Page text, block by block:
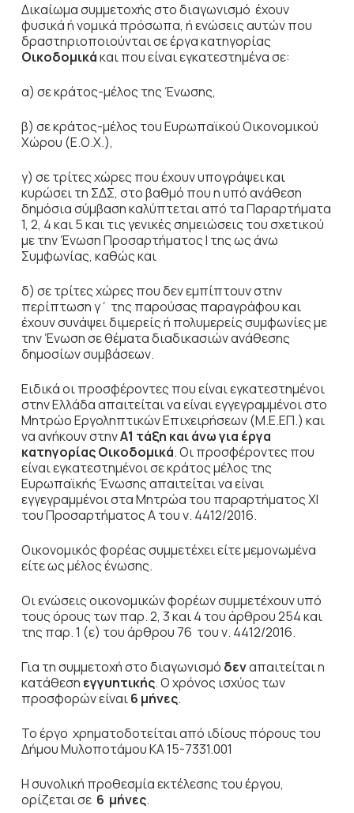
Δικαίωμα συμμετοχής στο διαγωνισμό έχουν
φυσικά ή νομικά πρόσωπα, ή ενώσεις αυτών που
δραστηριοποιούνται σε έργα κατηγορίας
Οικοδομικάκαι που είναι εγκατεστημένα σε:
α) σε κράτος-μέλος της Ένωσης,
β) σε κράτος-μέλος του Ευρωπαϊκού Οικονομικού
Χώρου (Ε.Ο.Χ.),
γ) σε τρίτες χώρες που έχουν υπογράψει και
κυρώσει τη ΣΔΣ, στο βαθμό που η υπό ανάθεση
δημόσια σύμβαση καλύπτεται από τα Παραρτήματα
1, 2, 4 και 5 και τις γενικές σημειώσεις του σχετικού
με την Ένωση Προσαρτήματος I της ως άνω
Συμφωνίας, καθώς και
δ) σε τρίτες χώρες που δεν εμπίπτουν στην
περίπτωση γ΄ της παρούσας παραγράφου και
έχουν συνάψει διμερείς ή πολυμερείς συμφωνίες με
την Ένωση σε θέματα διαδικασιών ανάθεσης
δημοσίων συμβάσεων.
Ειδικά οι προσφέροντες που είναι εγκατεστημένοι
στην Ελλάδα απαιτείται να είναι εγγεγραμμένοι στο
Μητρώο Εργοληπτικών Επιχειρήσεων (Μ.Ε.ΕΠ.) και
να ανήκουν στηνΑ1 τάξη και άνω για έργα
κατηγορίας Οικοδομικά. Οι προσφέροντες που
είναι εγκατεστημένοι σε κράτος μέλος της
Ευρωπαϊκής Ένωσης απαιτείται να είναι
εγγεγραμμένοι στα Μητρώα του παραρτήματος ΧΙ
του Προσαρτήματος Α του ν. 4412/2016.
Οικονομικός φορέας συμμετέχει είτε μεμονωμένα
είτε ως μέλος ένωσης.
Οι ενώσειςοικονομικών φορέων συμμετέχουν υπό
τους όρους των παρ. 2, 3 και 4 του άρθρου 254 και
της παρ. 1 (ε) του άρθρου 76 του ν. 4412/2016.
Για τη συμμετοχή στο διαγωνισμό δεναπαιτείται η
κατάθεση εγγυητικής. Ο χρόνος ισχύος των
προσφορών είναι6 μήνες.
Το έργο χρηματοδοτείται από ιδίους πόρους του
Δήμου Μυλοποτάμου ΚΑ 15-7331.001
Η συνολική προθεσμία εκτέλεσης του έργου,
ορίζεται σε 6 μήνες.